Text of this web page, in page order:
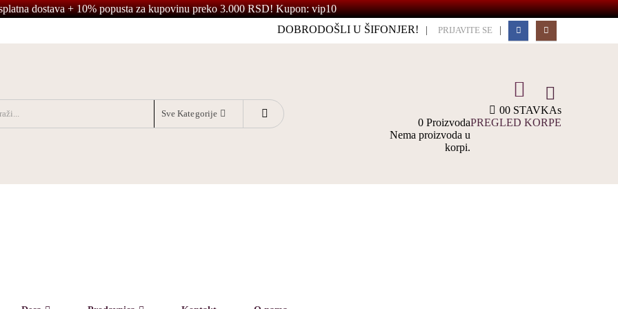
dostava + 10% popusta za kupovinu preko 3.000 RSD! Kupon: vip10
DOBRODOŠLI U ŠIFONJER!
| PRIJAVITE SE |
Sve Kategorije 00 STAVKAs
0 ProizvodaPREGLED KORPE
Nema proizvoda u
korpi.